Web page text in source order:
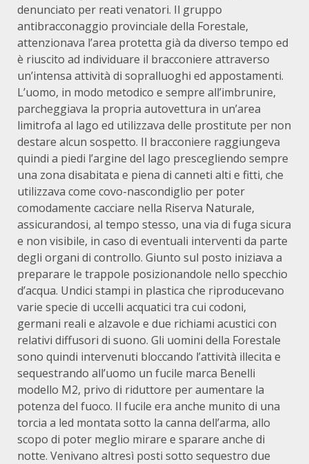
denunciato per reati venatori. Il gruppo
antibracconaggio provinciale della Forestale,
attenzionava l’area protetta già da diverso tempo ed
è riuscito ad individuare il bracconiere attraverso
un’intensa attività di sopralluoghi ed appostamenti.
L’uomo, in modo metodico e sempre all’imbrunire,
parcheggiava la propria autovettura in un’area
limitrofa al lago ed utilizzava delle prostitute per non
destare alcun sospetto. Il bracconiere raggiungeva
quindi a piedi l’argine del lago prescegliendo sempre
una zona disabitata e piena di canneti alti e fitti, che
utilizzava come covo-nascondiglio per poter
comodamente cacciare nella Riserva Naturale,
assicurandosi, al tempo stesso, una via di fuga sicura
e non visibile, in caso di eventuali interventi da parte
degli organi di controllo. Giunto sul posto iniziava a
preparare le trappole posizionandole nello specchio
d’acqua. Undici stampi in plastica che riproducevano
varie specie di uccelli acquatici tra cui codoni,
germani reali e alzavole e due richiami acustici con
relativi diffusori di suono. Gli uomini della Forestale
sono quindi intervenuti bloccando l’attività illecita e
sequestrando all’uomo un fucile marca Benelli
modello M2, privo di riduttore per aumentare la
potenza del fuoco. Il fucile era anche munito di una
torcia a led montata sotto la canna dell’arma, allo
scopo di poter meglio mirare e sparare anche di
notte. Venivano altresì posti sotto sequestro due